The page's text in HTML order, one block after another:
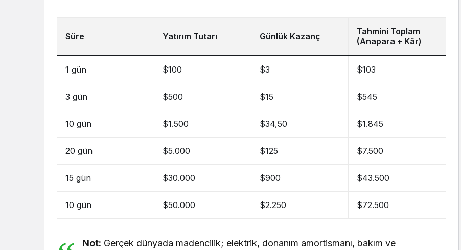
Süre Yatırım Tutarı Günlük Kazanç
Tahmini Toplam
(Anapara + Kâr)
1 gün $100 $3 $103
3 gün $500 $15 $545
10 gün $1.500 $34,50 $1.845
20 gün $5.000 $125 $7.500
15 gün $30.000 $900 $43.500
10 gün $50.000 $2.250 $72.500
Not: Gerçek dünyada madencilik; elektrik, donanım amortismanı, bakım ve